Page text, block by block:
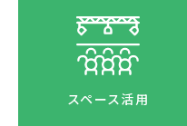
スペース活用